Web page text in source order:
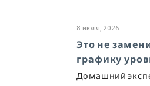
8 июля, 2026
Это не
графику
Домашний